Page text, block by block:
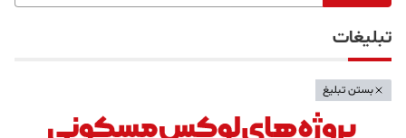
تبلیغات
بستن تبلیغ